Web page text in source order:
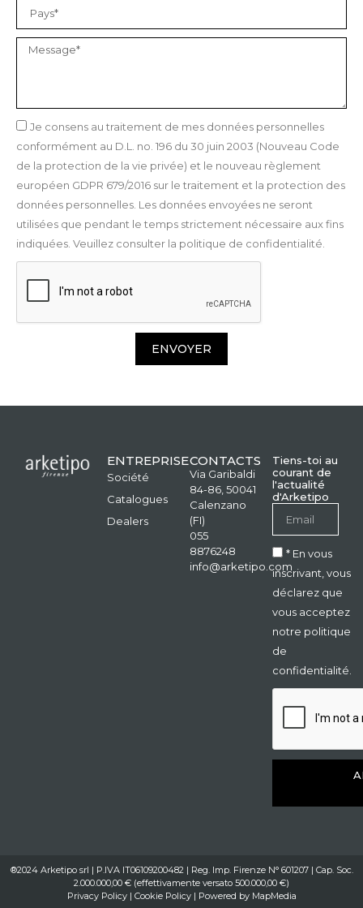
Je consens au traitement de mes données personnelles
conformément au D.L. no. 196 du 30 juin 2003 (Nouveau Code
de la protection de la vie privée) et le nouveau règlement
européen GDPR 679/2016 sur le traitement et la protection des
données personnelles. Les données envoyées ne seront
utilisées que pendant le temps strictement nécessaire aux fins
indiquées. Veuillez consulter la politique de confidentialité.
ENVOYER
ENTREPRISE
Société
Catalogues
Dealers
CONTACTS
Via Garibaldi
84-86, 50041
Calenzano
(FI)
055
8876248
info@arketipo.com
Tiens-toi au
courant de
l'actualité
d'Arketipo
* En vous
inscrivant, vous
déclarez que
vous acceptez
notre politique
de
confidentialité.
®2024 Arketipo srl | P.IVA IT06109200482 | Reg. Imp. Firenze N° 601207 | Cap. Soc.
2.000.000,00 € (effettivamente versato 500.000,00 €)
Privacy Policy| Cookie Policy| Powered by MapMedia